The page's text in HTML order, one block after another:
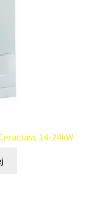
14-24kW